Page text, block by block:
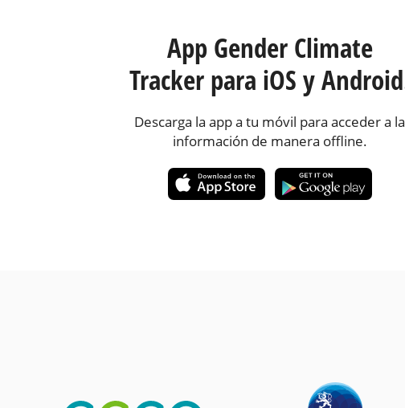
App Gender Climate
Tracker para iOS y
Descarga la app a tu móvil para acceder a la
información de manera offline.